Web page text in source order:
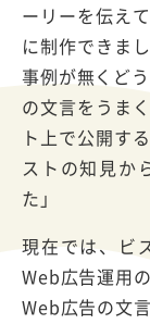
ーリーを伝え
に制作できま
事例が無くど
の文言をうま
ト上で公開す
ストの知見か
た」
現在では、ビ
Web広告運用
Web広告の文